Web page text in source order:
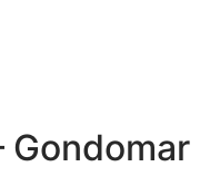
Gondomar